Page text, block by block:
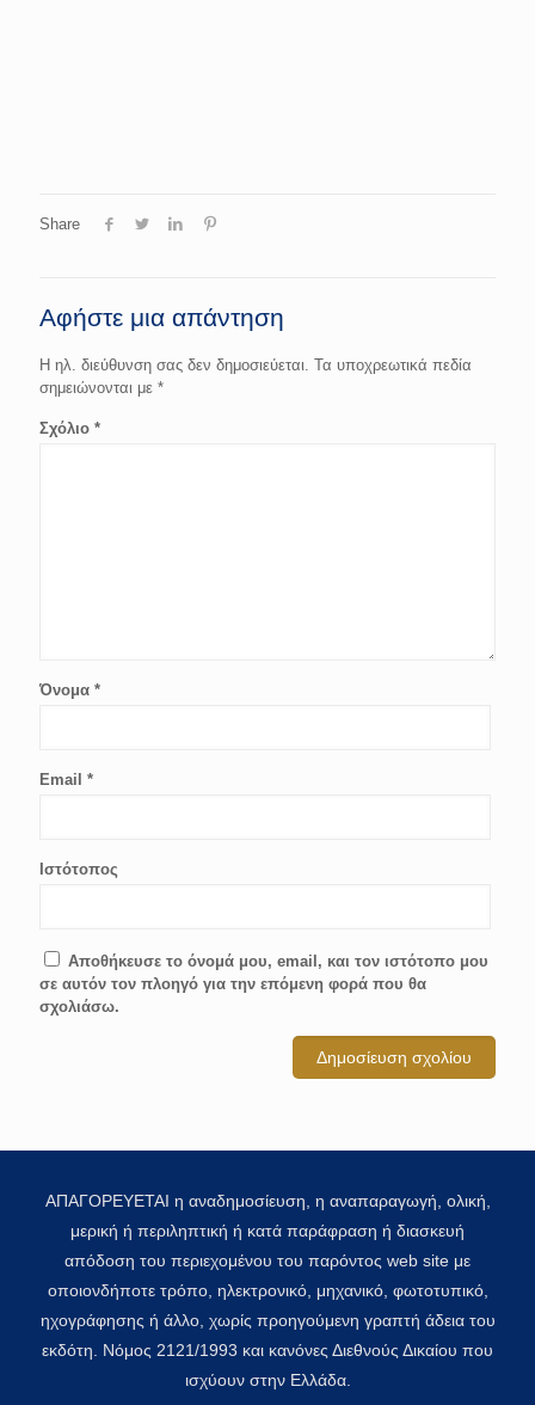
Share
Αφήστε μια απάντηση
Η ηλ. διεύθυνση σας δεν δημοσιεύεται. Τα υποχρεωτικά πεδία
σημειώνονται με *
Σχόλιο *
Όνομα *
Email *
Ιστότοπος
Αποθήκευσε το όνομά μου, email, και τον ιστότοπο μου
σε αυτόν τον πλοηγό για την επόμενη φορά που θα
σχολιάσω.
ΑΠΑΓΟΡΕΥΕΤΑΙ η αναδημοσίευση, η αναπαραγωγή, ολική,
μερική ή περιληπτική ή κατά παράφραση ή διασκευή
απόδοση του περιεχομένου του παρόντος web site με
οποιονδήποτε τρόπο, ηλεκτρονικό, μηχανικό, φωτοτυπικό,
ηχογράφησης ή άλλο, χωρίς προηγούμενη γραπτή άδεια του
εκδότη. Νόμος 2121/1993 και κανόνες Διεθνούς Δικαίου που
ισχύουν στην Ελλάδα.